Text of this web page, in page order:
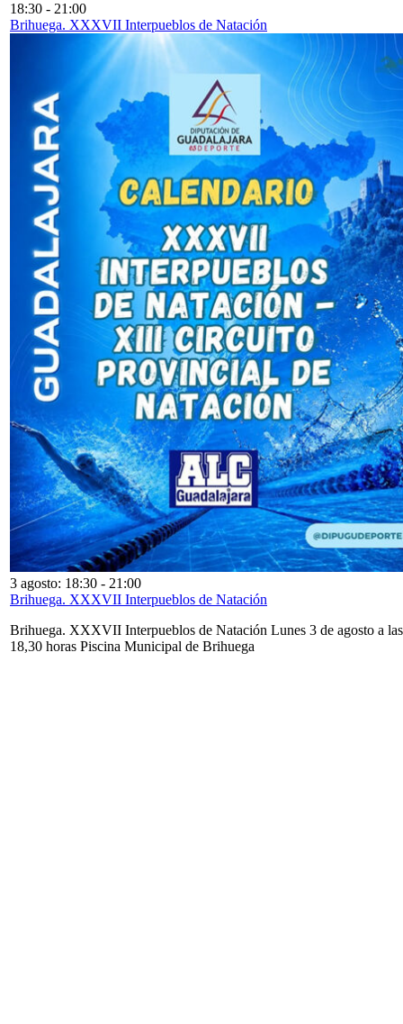
18:30 - 21:00
Brihuega. XXXVII Interpueblos de Natación
3 agosto: 18:30 - 21:00
Brihuega. XXXVII Interpueblos de Natación
Brihuega. XXXVII Interpueblos de Natación Lunes 3 de agosto a las
18,30 horas Piscina Municipal de Brihuega